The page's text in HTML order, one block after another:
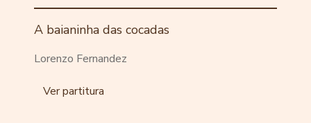
A baianinha das cocadas
Lorenzo Fernandez
Ver partitura